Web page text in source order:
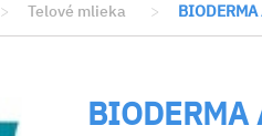
> Telové mlieka >